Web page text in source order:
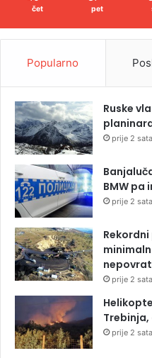
čet pet
Popularno
Ruske
prije 2 sata
BMW pa
prije 2 sata
prije 2 sata
Trebinja,
prije 2 sata